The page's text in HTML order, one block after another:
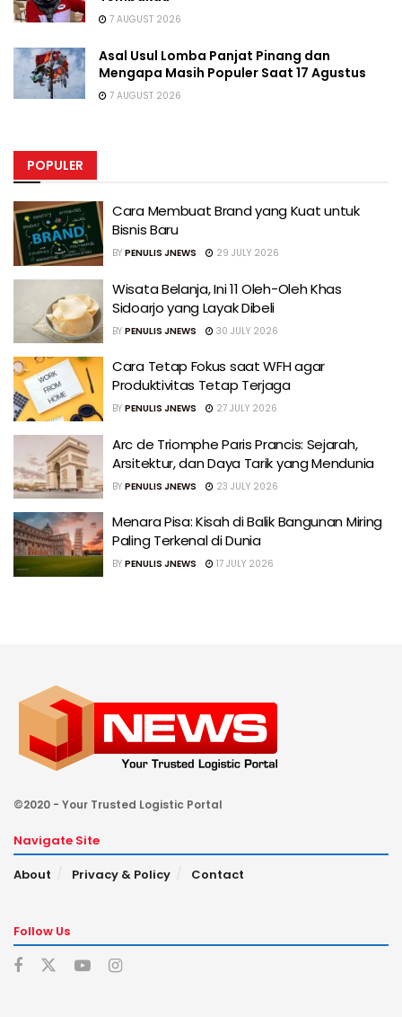
7 AUGUST 2026
Asal Usul Lomba Panjat Pinang dan
Mengapa Masih Populer Saat 17 Agustus
7 AUGUST 2026
POPULER
Cara Membuat Brand yang Kuat untuk
Bisnis Baru
BY PENULIS JNEWS 29 JULY 2026
Wisata Belanja, Ini 11 Oleh-Oleh Khas
Sidoarjo yang Layak Dibeli
BY PENULIS JNEWS 30 JULY 2026
Cara Tetap Fokus saat WFH agar
Produktivitas Tetap Terjaga
BY PENULIS JNEWS 27 JULY 2026
Arc de Triomphe Paris Prancis: Sejarah,
Arsitektur, dan Daya Tarik yang Mendunia
BY PENULIS JNEWS 23 JULY 2026
Menara Pisa: Kisah di Balik Bangunan Miring
Paling Terkenal di Dunia
BY PENULIS JNEWS 17 JULY 2026
©2020 - Your Trusted Logistic Portal
Navigate Site
About
Privacy & Policy Contact
Follow Us